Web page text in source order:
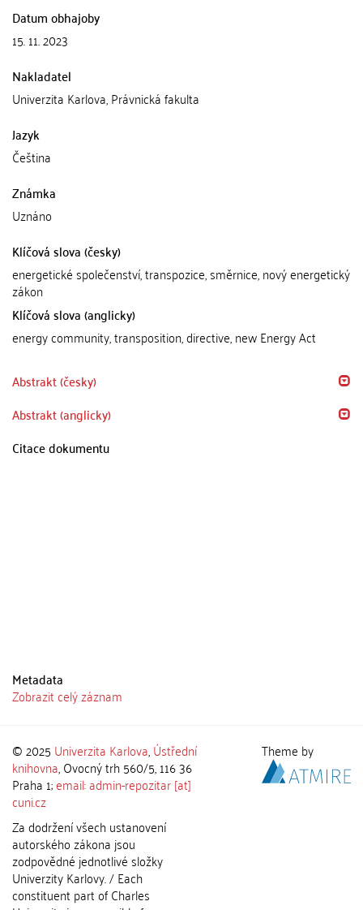
Datum obhajoby
15. 11. 2023
Nakladatel
Univerzita Karlova, Právnická fakulta
Jazyk
Čeština
Známka
Uznáno
Klíčová slova (česky)
energetické společenství, transpozice, směrnice, nový energetický
zákon
Klíčová slova (anglicky)
energy community, transposition, directive, new Energy Act
Abstrakt (česky)
Abstrakt (anglicky)
Citace dokumentu
Metadata
Zobrazit celý záznam
© 2025 Univerzita Karlova,Ústřední
knihovna, Ovocný trh 560/5, 116 36
Praha 1;email: admin-repozitar [at]
cuni.cz
Za dodržení všech ustanovení
autorského zákona jsou
zodpovědné jednotlivé složky
Univerzity Karlovy. / Each
constituent part of Charles
Theme by